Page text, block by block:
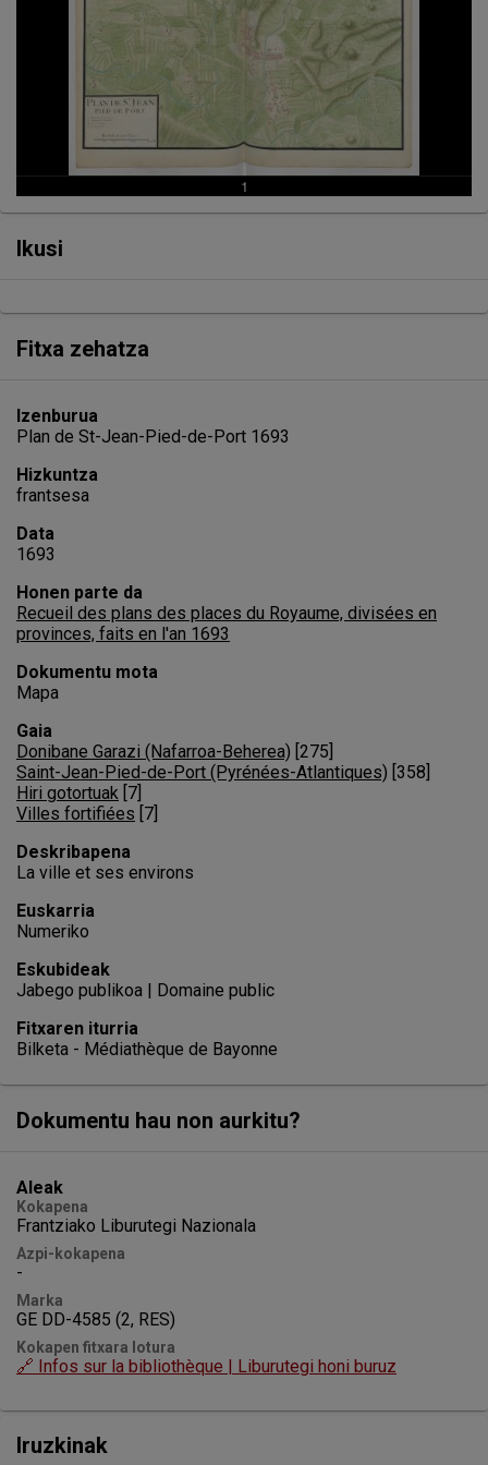
Ikusi
Fitxa zehatza
Izenburua
Plan de St-Jean-Pied-de-Port 1693
Hizkuntza
frantsesa
Data
1693
Honen parte da
Recueil des plans des places du Royaume, divisées en
provinces, faits en l'an 1693
Dokumentu mota
Mapa
Gaia
Donibane Garazi (Nafarroa-Beherea) 275
Saint-Jean-Pied-de-Port (Pyrénées-Atlantiques) 358
Hiri gotortuak 7
Villes fortifiées 7
Deskribapena
La ville et ses environs
Euskarria
Numeriko
Eskubideak
Jabego publikoa | Domaine public
Fitxaren iturria
Bilketa - Médiathèque de Bayonne
Dokumentu hau non aurkitu?
Aleak
Kokapena
Frantziako Liburutegi Nazionala
Azpi-kokapena
-
Marka
GE DD-4585 (2, RES)
Kokapen fitxara lotura
🔗 Infos sur la bibliothèque | Liburutegi honi buruz
Iruzkinak